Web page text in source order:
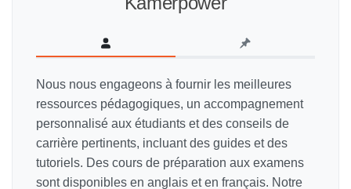
Nous nous engageons à fournir les meilleures
ressources pédagogiques, un accompagnement
personnalisé aux étudiants et des conseils de
carrière pertinents, incluant des guides et des
tutoriels. Des cours de préparation aux examens
sont disponibles en anglais et en français. Notre